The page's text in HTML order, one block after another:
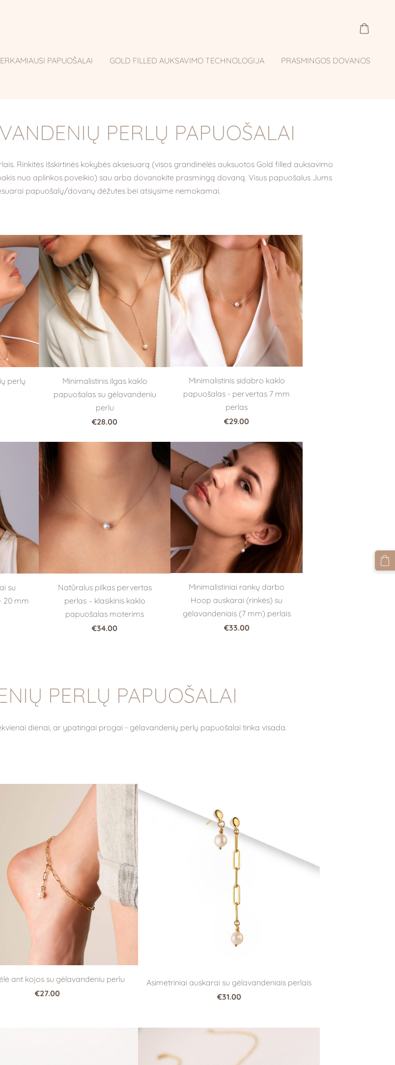
PAPUOŠALAI GOLD FILLED AUKSAVIMO TECHNOLOGIJA
PRASMINGOS DOVANOS
PERLŲ PAPUOŠALAI
Rinkitės išskirtinės kokybės aksesuarą (visos grandinėlės auksuotos Gold filled auksavimo
nuo aplinkos poveikio) sau arba dovanokite prasmingą dovaną. Visus papuošalus Jums
papuošalų/dovanų dėžutes bei atsiųsime nemokamai.
perlų
Minimalistinis ilgas kaklo
papuošalas su gėlavandeniu
perlu
€28.00
Minimalistinis sidabro kaklo
papuošalas - pervertas 7 mm
perlas
€29.00
su
20 mm
Natūralus pilkas pervertas
perlas – klasikinis kaklo
papuošalas moterims
€34.00
Minimalistiniai rankų darbo
Hoop auskarai (rinkės) su
gėlavandeniais (7 mm) perlais
€33.00
PERLŲ PAPUOŠALAI
dienai, ar ypatingai progai - gėlavandenių perlų papuošalai tinka visada.
ant kojos su gėlavandeniu perlu
€27.00
Asimetriniai auskarai su gėlavandeniais perlais
€31.00